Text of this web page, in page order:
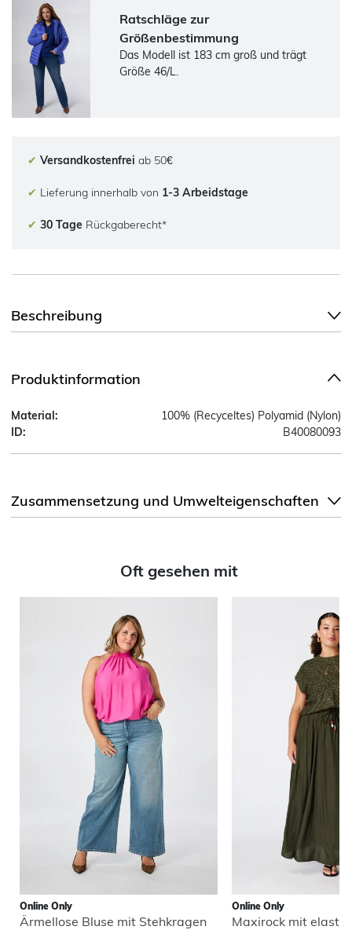
Ratschläge zur
Größenbestimmung
Das Modell ist 183 cm groß und trägt
Größe 46/L.
✔ Versandkostenfrei ab 50€
✔ Lieferung innerhalb von 1-3 Arbeidstage
✔ 30 Tage Rückgaberecht*
Beschreibung
Produktinformation
Material:
100% (Recyceltes) Polyamid (Nylon)
ID:
B40080093
Zusammensetzung und Umwelteigenschaften
Oft gesehen mit
Online Only
Ärmellose Bluse mit Stehkragen
Online Only
Maxirock mit